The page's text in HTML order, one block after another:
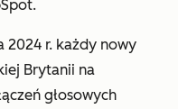
2024 r. każdy nowy
Brytanii na
głosowych